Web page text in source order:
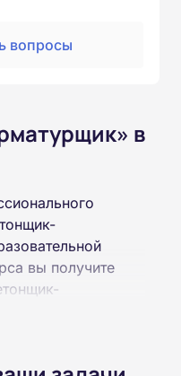
вопросы
в
вы получите